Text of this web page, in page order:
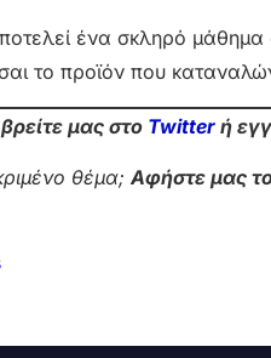
ένα σκληρό μάθημα
το προϊόν που
μας στο Twitter ή
θέμα; Αφήστε μας